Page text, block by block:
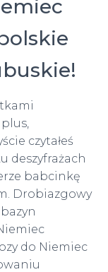
czytałeś
deszyfrażach
babcinkę
Drobiazgowy
do Niemiec